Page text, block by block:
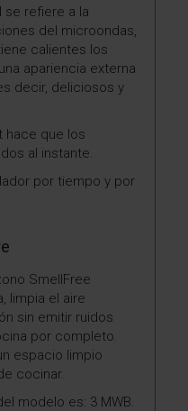
se refiere a la
del microondas,
calientes los
apariencia externa
decir, deliciosos y
hace que los
al instante.
por tiempo y por
SmellFree
limpia el aire
sin emitir ruidos
por completo.
espacio limpio
cocinar.
modelo es: 3 MWB.